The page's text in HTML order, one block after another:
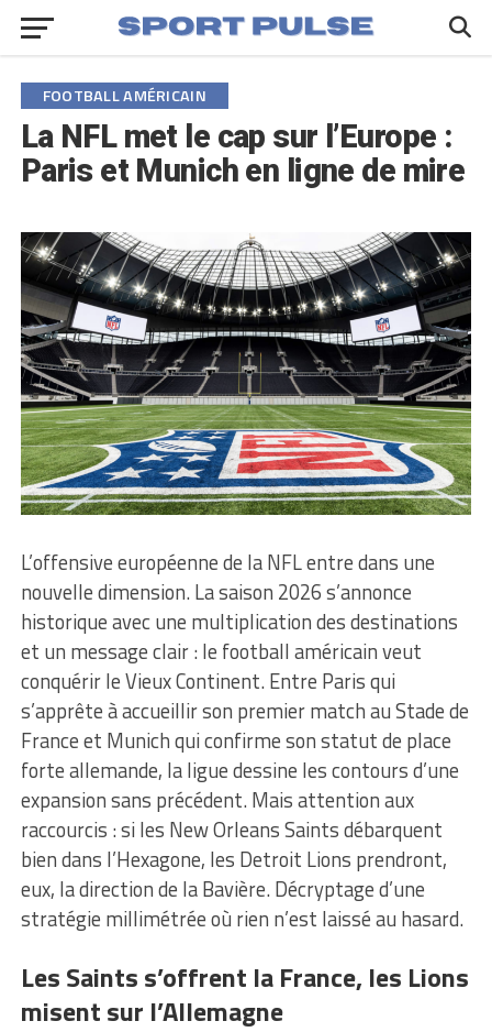
FOOTBALL AMÉRICAIN
La NFL met le cap sur l’Europe :
Paris et Munich en ligne de mire
L’offensive européenne de la NFL entre dans une
nouvelle dimension. La saison 2026 s’annonce
historique avec une multiplication des destinations
et un message clair : le football américain veut
conquérir le Vieux Continent. Entre Paris qui
s’apprête à accueillir son premier match au Stade de
France et Munich qui confirme son statut de place
forte allemande, la ligue dessine les contours d’une
expansion sans précédent. Mais attention aux
raccourcis : si les New Orleans Saints débarquent
bien dans l’Hexagone, les Detroit Lions prendront,
eux, la direction de la Bavière. Décryptage d’une
stratégie millimétrée où rien n’est laissé au hasard.
Les Saints s’offrent la France, les Lions
misent sur l’Allemagne